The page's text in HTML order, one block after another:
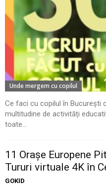
Unde mergem cu copilul
Ce faci cu copilul în București
multitudine de activități
toate...
11 Oraşe Europene
Tururi virtuale 4K în
GOKID